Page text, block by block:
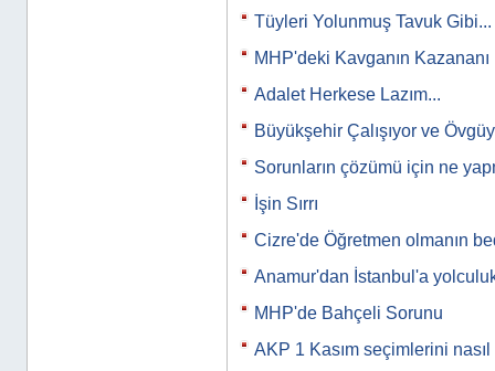
Tüyleri Yolunmuş Tavuk Gibi...
MHP'deki Kavganın
Adalet Herkese Lazım...
Büyükşehir Çalışıyor ve
Sorunların çözümü için ne
İşin Sırrı
Cizre'de Öğretmen olmanın
Anamur'dan İstanbul'a
MHP'de Bahçeli Sorunu
AKP 1 Kasım seçimlerini nasıl